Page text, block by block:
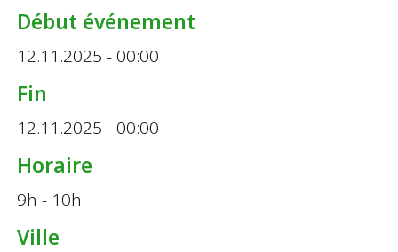
Début événement
12.11.2025 - 00:00
Fin
12.11.2025 - 00:00
Horaire
9h - 10h
Ville